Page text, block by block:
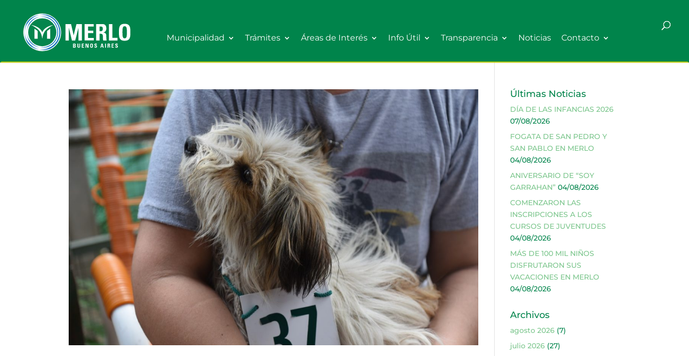
Municipalidad Trámites Áreas de Interés Info Útil Transparencia Noticias Contacto
Últimas Noticias
DÍA DE LAS INFANCIAS 2026
07/08/2026
FOGATA DE SAN PEDRO Y
SAN PABLO EN MERLO
04/08/2026
ANIVERSARIO DE “SOY
GARRAHAN” 04/08/2026
COMENZARON LAS
INSCRIPCIONES A LOS
CURSOS DE JUVENTUDES
04/08/2026
MÁS DE 100 MIL NIÑOS
DISFRUTARON SUS
VACACIONES EN MERLO
04/08/2026
Archivos
agosto 2026(7)
julio 2026(27)